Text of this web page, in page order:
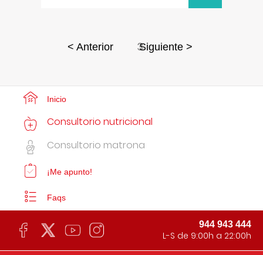
< Anterior 3Siguiente >
Inicio
Consultorio nutricional
Consultorio matrona
¡Me apunto!
Faqs
944 943 444
L-S de 9:00h a 22:00h